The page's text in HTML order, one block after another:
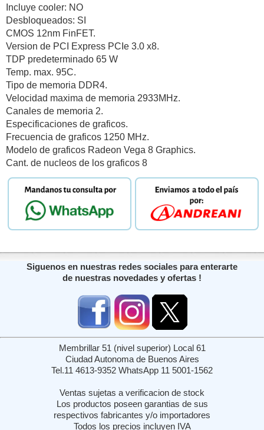
Incluye cooler: NO
Desbloqueados: SI
CMOS 12nm FinFET.
Version de PCI Express PCIe 3.0 x8.
TDP predeterminado 65 W
Temp. max. 95C.
Tipo de memoria DDR4.
Velocidad maxima de memoria 2933MHz.
Canales de memoria 2.
Especificaciones de graficos.
Frecuencia de graficos 1250 MHz.
Modelo de graficos Radeon Vega 8 Graphics.
Cant. de nucleos de los graficos 8
Siguenos en nuestras redes sociales para enterarte
de nuestras novedades y ofertas !
Membrillar 51 (nivel superior) Local 61
Ciudad Autonoma de Buenos Aires
Tel.11 4613-9352 WhatsApp 11 5001-1562
Ventas sujetas a verificacion de stock
Los productos poseen garantias de sus
respectivos fabricantes y/o importadores
Todos los precios incluyen IVA